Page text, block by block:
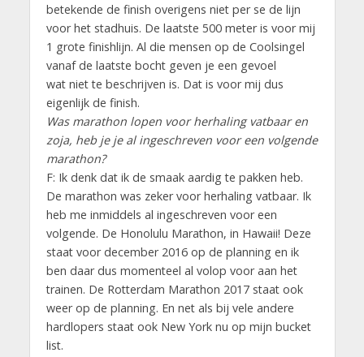
betekende de finish overigens niet per se de lijn
voor het stadhuis. De laatste 500 meter is voor mij
1 grote finishlijn. Al die mensen op de Coolsingel
vanaf de laatste bocht geven je een gevoel
wat niet te beschrijven is. Dat is voor mij dus
eigenlijk de finish.
Was marathon lopen voor herhaling vatbaar en
zoja, heb je je al ingeschreven voor een volgende
marathon?
F: Ik denk dat ik de smaak aardig te pakken heb.
De marathon was zeker voor herhaling vatbaar. Ik
heb me inmiddels al ingeschreven voor een
volgende. De Honolulu Marathon, in Hawaii! Deze
staat voor december 2016 op de planning en ik
ben daar dus momenteel al volop voor aan het
trainen. De Rotterdam Marathon 2017 staat ook
weer op de planning. En net als bij vele andere
hardlopers staat ook New York nu op mijn bucket
list.